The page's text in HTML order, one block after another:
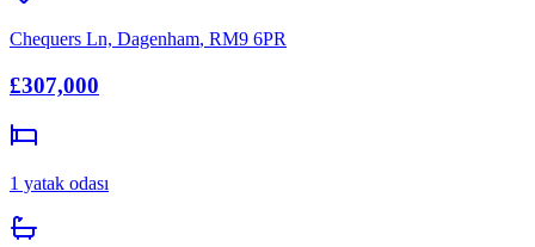
Chequers Ln, Dagenham, RM9 6PR
£307,000
1 yatak odası